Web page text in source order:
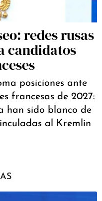
redes rusas
candidatos
posiciones ante
francesas de 2027:
han sido blanco de
al Kremlin